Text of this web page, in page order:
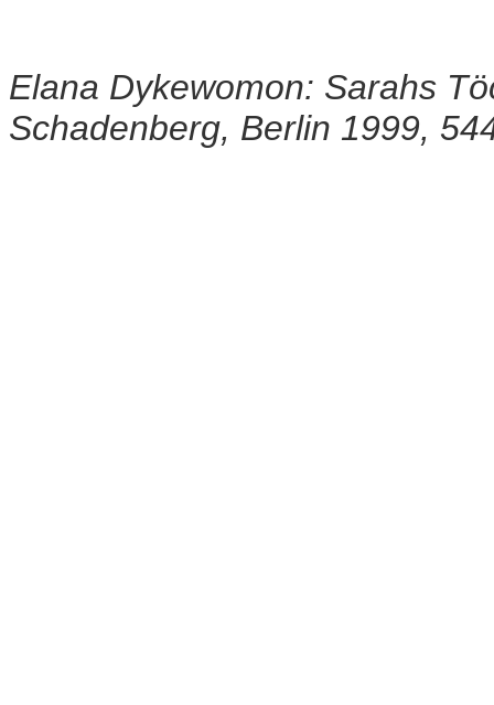
Elana Dykewomon: Sarahs
Schadenberg, Berlin 1999,